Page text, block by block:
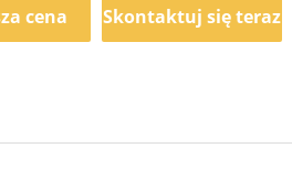
cena Skontaktuj się teraz